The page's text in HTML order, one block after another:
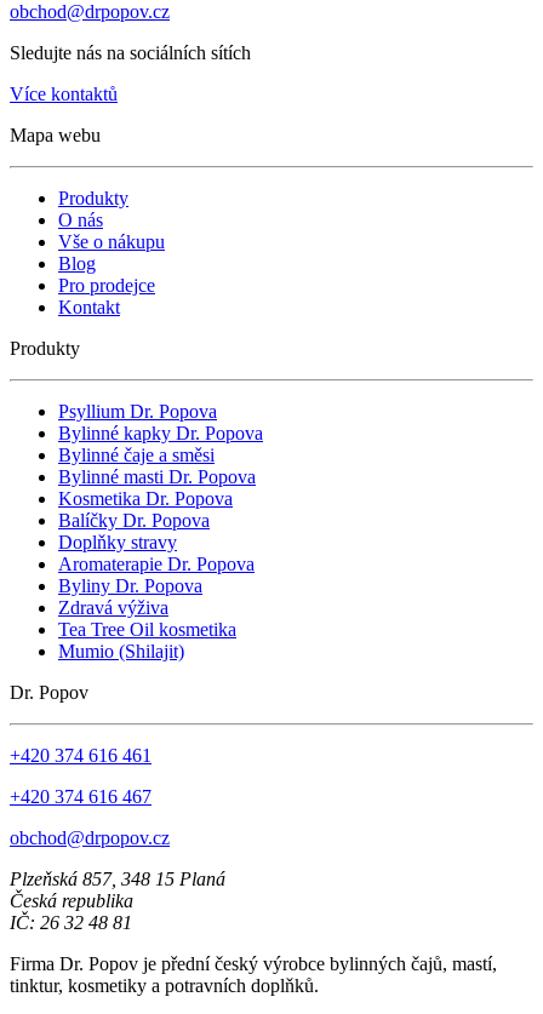
obchod@drpopov.cz
Sledujte nás na sociálních sítích
Více kontaktů
Mapa webu
Produkty
O nás
Vše o nákupu
Blog
Pro prodejce
Kontakt
Produkty
Psyllium Dr. Popova
Bylinné kapky Dr. Popova
Bylinné čaje a směsi
Bylinné masti Dr. Popova
Kosmetika Dr. Popova
Balíčky Dr. Popova
Doplňky stravy
Aromaterapie Dr. Popova
Byliny Dr. Popova
Zdravá výživa
Tea Tree Oil kosmetika
Mumio (Shilajit)
Dr. Popov
+420 374 616 461
+420 374 616 467
obchod@drpopov.cz
Plzeňská 857, 348 15 Planá
Česká republika
IČ: 26 32 48 81
Firma Dr. Popov je přední český výrobce bylinných čajů, mastí,
tinktur, kosmetiky a potravních doplňků.